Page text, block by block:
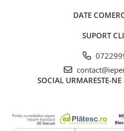
DATE
SUPORT
SOCIAL URMARESTE-